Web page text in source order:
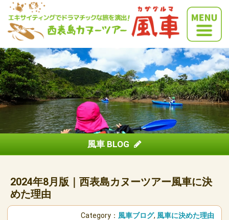
風車 BLOG
2024年8月版｜西表島カヌーツアー風車に決
めた理由
Category： 風車ブログ, 風車に決めた理由